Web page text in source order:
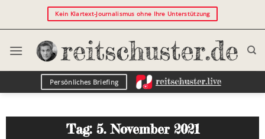
Kein Klartext-Journalismus ohne Ihre Unterstützung
Persönliches Briefing
Tag: 5. November 2021